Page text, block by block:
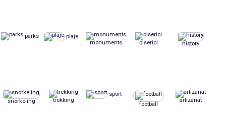
parks
plaje
monuments
biserici history
snorkeling trekking
sport
football
artizanat